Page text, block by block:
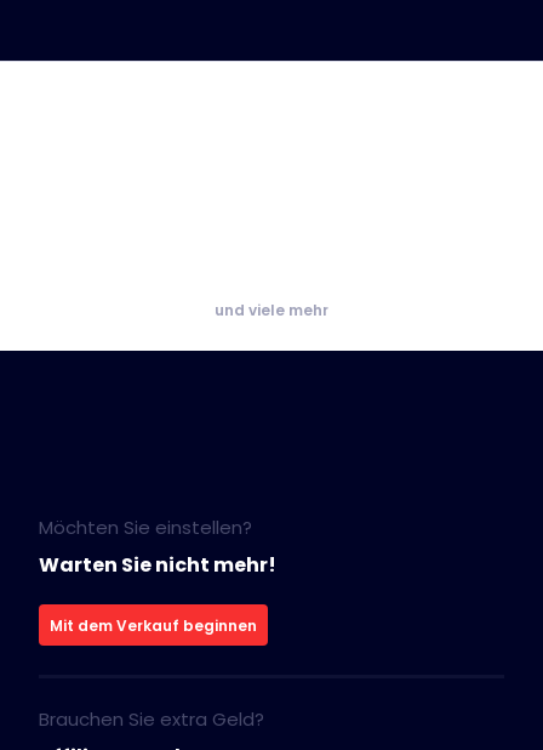
und viele mehr
Möchten Sie einstellen?
Warten Sie nicht mehr!
Mit dem Verkauf beginnen
Brauchen Sie extra Geld?